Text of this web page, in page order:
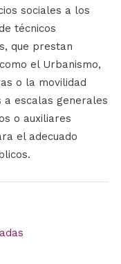
sociales a los
técnicos
que prestan
el Urbanismo,
o la movilidad
escalas generales
o auxiliares
el adecuado